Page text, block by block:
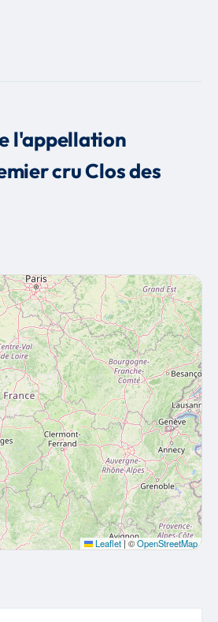
l'appellation
cru Clos des
Leaflet| ©OpenStreetMap